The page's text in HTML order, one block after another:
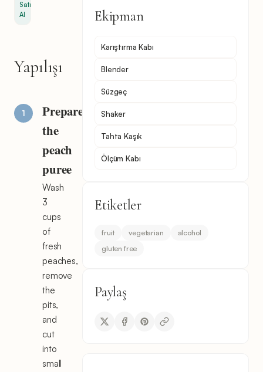
Satın
Al
Yapılışı
Prepare
the
peach
puree
Wash
3
cups
of
fresh
peaches,
remove
the
pits,
and
cut
into
small
Ekipman
Karıştırma Kabı
Blender
Süzgeç
Shaker
Tahta Kaşık
Ölçüm Kabı
Etiketler
fruit vegetarian
alcohol
gluten free
Paylaş